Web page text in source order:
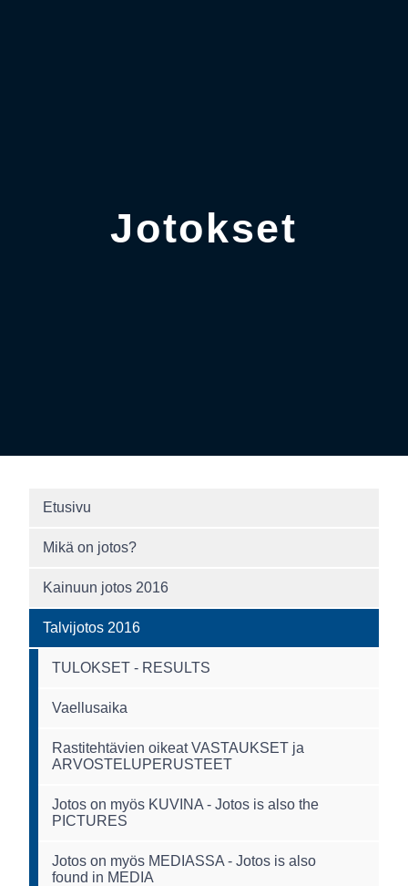
Jotokset
Etusivu
Mikä on jotos?
Kainuun jotos 2016
Talvijotos 2016
TULOKSET - RESULTS
Vaellusaika
Rastitehtävien oikeat VASTAUKSET ja
ARVOSTELUPERUSTEET
Jotos on myös KUVINA - Jotos is also the
PICTURES
Jotos on myös MEDIASSA - Jotos is also
found in MEDIA